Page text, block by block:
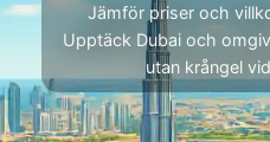
Jämför priser och
Upptäck Dubai och
utan krångel